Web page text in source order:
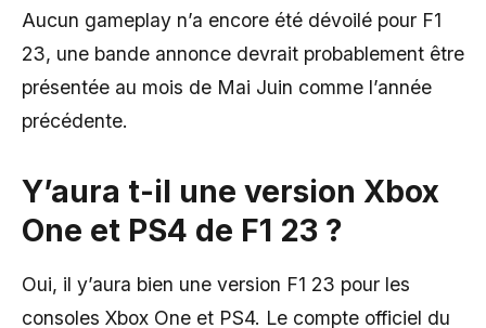
Aucun gameplay n’a encore été dévoilé pour F1
23, une bande annonce devrait probablement être
présentée au mois de Mai Juin comme l’année
précédente.
Y’aura t-il une version Xbox
One et PS4 de F1 23 ?
Oui, il y’aura bien une version F1 23 pour les
consoles Xbox One et PS4. Le compte officiel du